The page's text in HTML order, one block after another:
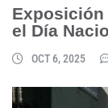
Exposición
el Día
OCT 6, 2025